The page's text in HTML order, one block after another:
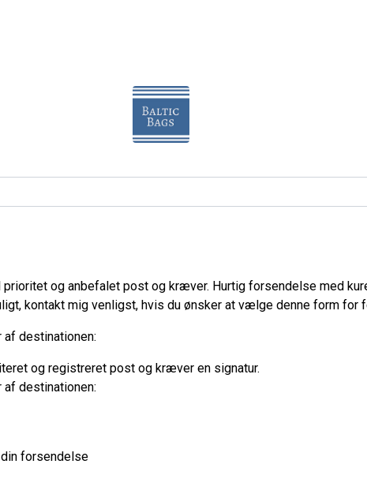
og anbefalet post og kræver. Hurtig forsendelse med
kontakt mig venligst, hvis du ønsker at vælge denne form for
destinationen:
og registreret post og kræver en signatur.
destinationen:
forsendelse